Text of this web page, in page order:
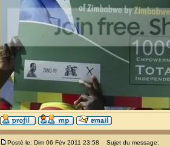
Posté le: Dim 06 Fév 2011 23:58 Sujet du message: